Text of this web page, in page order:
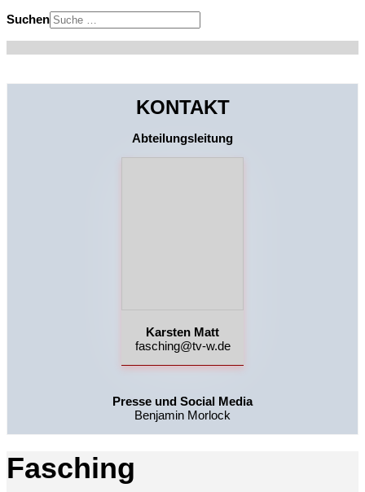
Suchen
KONTAKT
Abteilungsleitung
Karsten Matt
fasching@tv-w.de
Presse und Social Media
Benjamin Morlock
Fasching